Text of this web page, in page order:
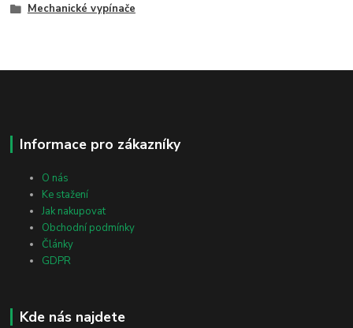
Mechanické vypínače
Informace pro zákazníky
O nás
Ke stažení
Jak nakupovat
Obchodní podmínky
Články
GDPR
Kde nás najdete